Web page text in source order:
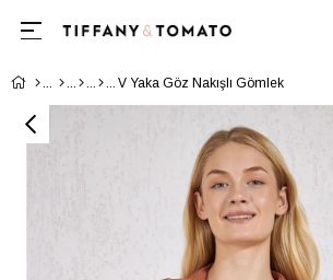
V Yaka Göz Nakışlı Gömlek